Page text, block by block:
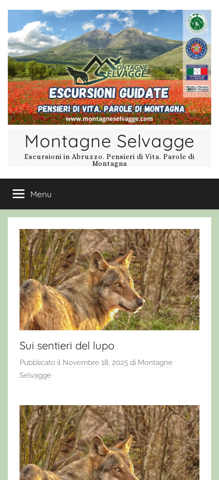
contenuto
Montagne Selvagge
Escursioni in Abruzzo. Pensieri di Vita. Parole di
Montagna
Menu
Sui sentieri del lupo
Pubblicato il Novembre 18, 2025 di Montagne
Selvagge